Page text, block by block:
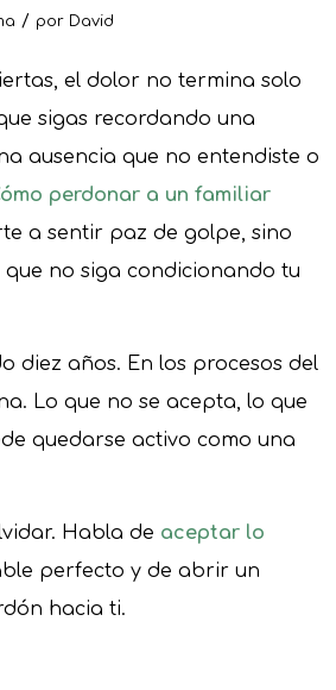
/ por David
el dolor no termina solo
sigas recordando una
ausencia que no entendiste o
perdonar a un familiar
a sentir paz de golpe, sino
no siga condicionando tu
diez años. En los procesos del
Lo que no se acepta, lo que
quedarse activo como una
Habla de aceptar lo
perfecto y de abrir un
hacia ti.